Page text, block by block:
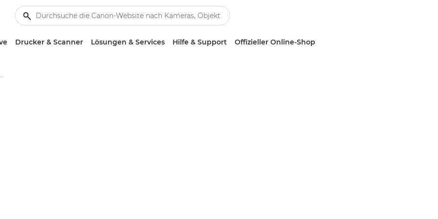
Drucker & Scanner Lösungen & Services Hilfe & Support Offizieller Online-Shop
Canon RF 5.2mm F2.8L Dual Fisheye-Objektiv